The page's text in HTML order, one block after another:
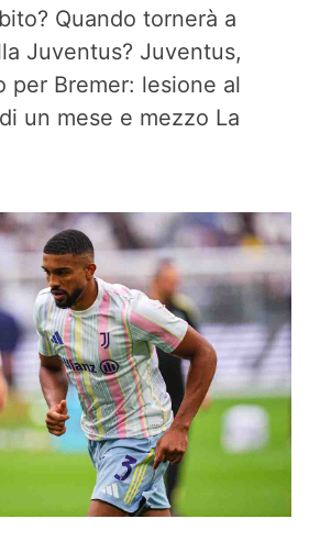
Quando tornerà a
Juventus? Juventus,
per Bremer: lesione al
un mese e mezzo La